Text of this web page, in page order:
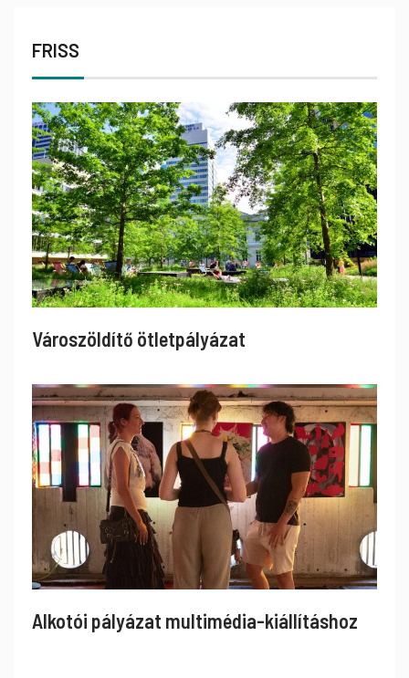
FRISS
Városzöldítő ötletpályázat
Alkotói pályázat multimédia-kiállításhoz